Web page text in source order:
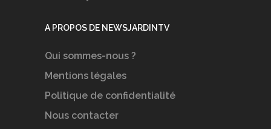
A PROPOS DE NEWSJARDINTV
Qui sommes-nous ?
Mentions légales
Politique de confidentialité
Nous contacter